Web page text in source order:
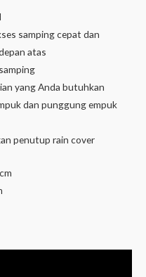
samping cepat dan
atas
yang Anda butuhkan
dan punggung empuk
penutup rain cover